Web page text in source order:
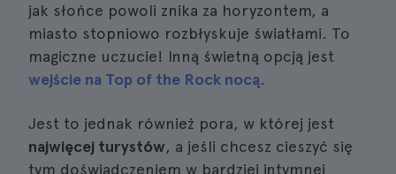
jak słońce powoli znika za horyzontem, a
miasto stopniowo rozbłyskuje światłami. To
magiczne uczucie! Inną świetną opcją jest
wejście na Top of the Rock nocą.
Jest to jednak również pora, w której jest
najwięcej turystów, a jeśli chcesz cieszyć się
tym doświadczeniem w bardziej intymnej